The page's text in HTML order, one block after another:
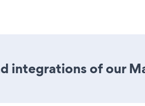
integrations of our